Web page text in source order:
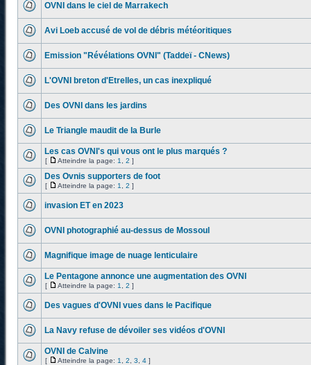
OVNI dans le ciel de Marrakech
Avi Loeb accusé de vol de débris météoritiques
Emission "Révélations OVNI" (Taddeï - CNews)
L'OVNI breton d'Etrelles, un cas inexpliqué
Des OVNI dans les jardins
Le Triangle maudit de la Burle
Les cas OVNI's qui vous ont le plus marqués ?
[ Atteindre la page: 1 2 ]
Des Ovnis supporters de foot
[ Atteindre la page: 1 2 ]
invasion ET en 2023
OVNI photographié au-dessus de Mossoul
Magnifique image de nuage lenticulaire
Le Pentagone annonce une augmentation des OVNI
[ Atteindre la page: 1 2 ]
Des vagues d'OVNI vues dans le Pacifique
La Navy refuse de dévoiler ses vidéos d'OVNI
OVNI de Calvine
[ Atteindre la page: 1 2 3 4 ]